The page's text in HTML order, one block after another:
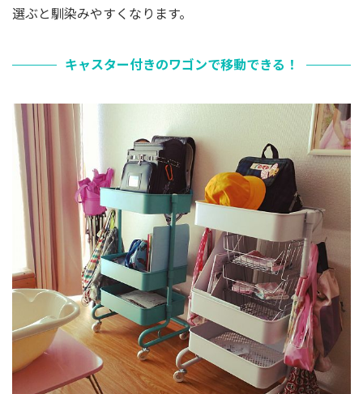
選ぶと馴染みやすくなります。
キャスター付きのワゴンで移動できる！